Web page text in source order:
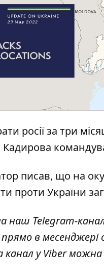
росіїза три
Кадирова
писав, що на
проти України
наш Telegram-
в месенджері
канал у Viber можна